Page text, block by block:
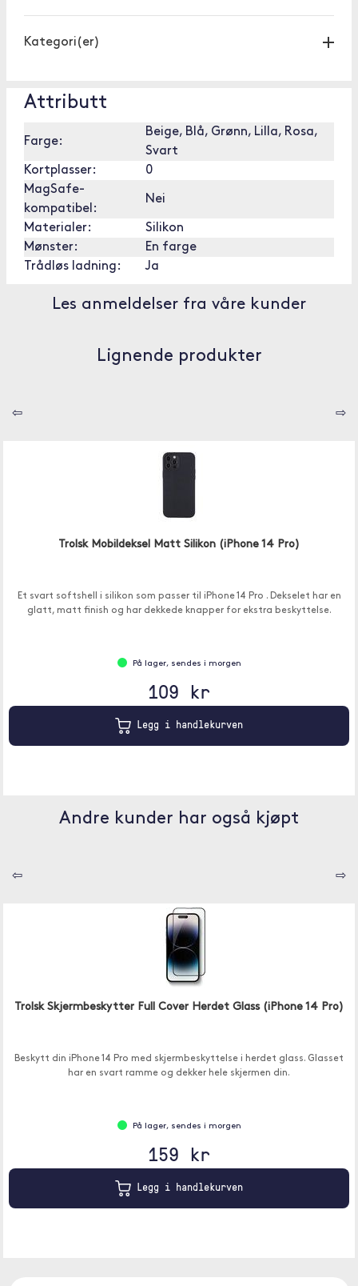
Kategori(er)
Attributt
Farge:
Beige, Blå, Grønn, Lilla, Rosa,
Svart
Kortplasser:
0
MagSafe-
kompatibel:
Nei
Materialer:
Silikon
Mønster:
En farge
Trådløs ladning:
Ja
Les anmeldelser fra våre kunder
Lignende produkter
⇦ ⇨
Trolsk Mobildeksel Matt Silikon (iPhone 14 Pro)
Et svart softshell i silikon som passer til iPhone 14 Pro . Dekselet har en
glatt, matt finish og har dekkede knapper for ekstra beskyttelse.
På lager, sendes i morgen
109 kr
Legg i handlekurven
Andre kunder har også kjøpt
⇦ ⇨
Trolsk Skjermbeskytter Full Cover Herdet Glass (iPhone 14 Pro)
Beskytt din iPhone 14 Pro med skjermbeskyttelse i herdet glass. Glasset
har en svart ramme og dekker hele skjermen din.
På lager, sendes i morgen
159 kr
Legg i handlekurven